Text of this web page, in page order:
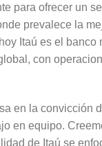
para ofrecer un
prevalece la
Itaú es el
con
en la convicción
en equipo.
de Itaú se